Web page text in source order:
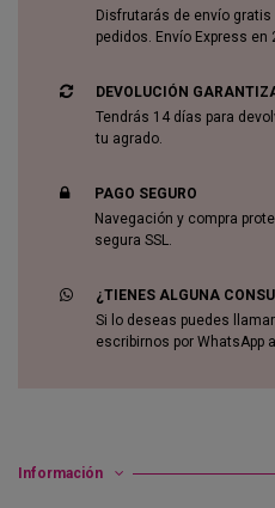
Disfrutarás de envío
pedidos. Envío Express en
DEVOLUCIÓN
Tendrás 14 días para
tu agrado.
PAGO SEGURO
Navegación y compra
segura SSL.
¿TIENES ALGUNA
Si lo deseas puedes
escribirnos por WhatsApp
Información